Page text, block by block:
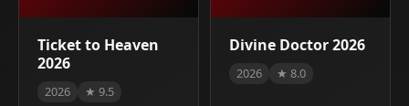
Ticket to Heaven
2026
2026 ★ 9.5
Divine Doctor 2026
2026 ★ 8.0